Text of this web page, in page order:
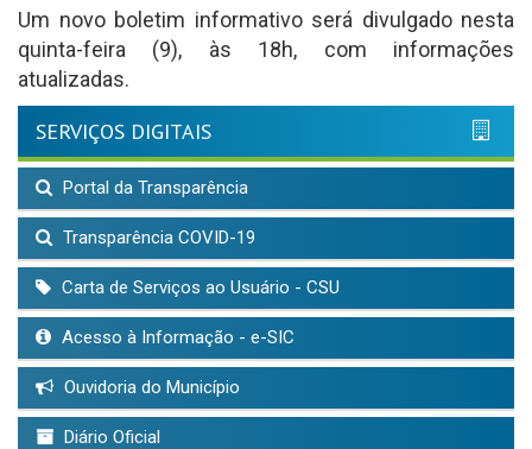
Um novo boletim informativo será divulgado nesta
quinta-feira (9), às 18h, com informações
atualizadas.
SERVIÇOS DIGITAIS
Portal da Transparência
Transparência COVID-19
Carta de Serviços ao Usuário - CSU
Acesso à Informação - e-SIC
Ouvidoria do Município
Diário Oficial